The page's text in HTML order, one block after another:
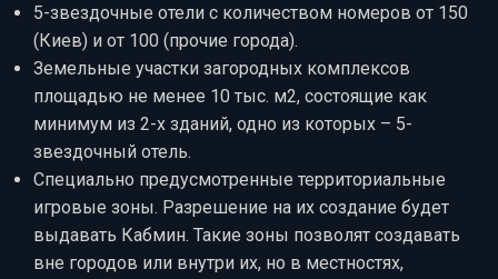
5-звездочные отели с количеством номеров от 150
(Киев) и от 100 (прочие города).
Земельные участки загородных комплексов
площадью не менее 10 тыс. м2, состоящие как
минимум из 2-х зданий, одно из которых – 5-
звездочный отель.
Специально предусмотренные территориальные
игровые зоны. Разрешение на их создание будет
выдавать Кабмин. Такие зоны позволят создавать
вне городов или внутри их, но в местностях,